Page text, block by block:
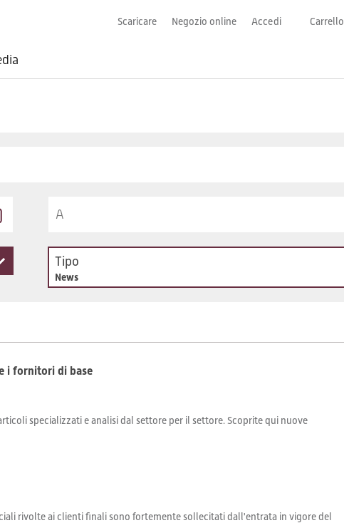
Scaricare Negozio online Accedi Carrello
Tipo
News
i fornitori di base
specializzati e analisi dal settore per il settore. Scoprite qui nuove
rivolte ai clienti finali sono fortemente sollecitati dall'entrata in vigore del